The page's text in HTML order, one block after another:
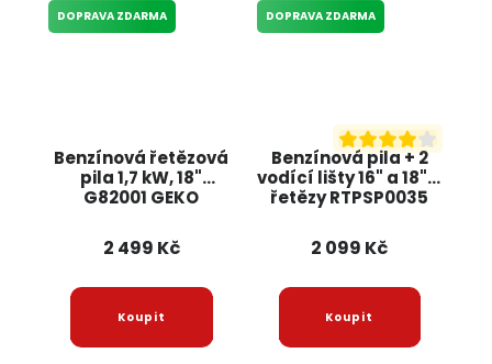
Benzínová řetězová
pila 1,7 kW, 18"
G82001 GEKO
DOPRAVA ZDARMA
2 499 Kč
Benzínová pila + 2
vodící lišty 16" a 18" +
řetězy RTPSP0035
DOPRAVA ZDARMA
2 099 Kč